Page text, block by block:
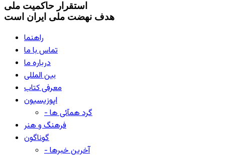
استقرار حاکميت ملی
هدف نهضت ملی ایران است
راهنما
تماس با ما
درباره ما
بین المللی
معرفی کتاب
اپوزیسیون
- گرد همآئی ها
فرهنگ و هنر
گوناگون
- آخرین خبرها